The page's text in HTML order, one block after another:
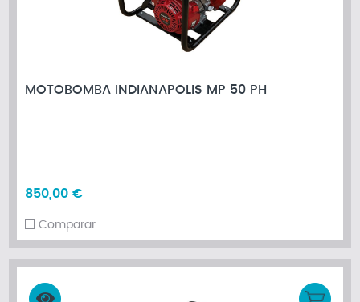
MOTOBOMBA INDIANAPOLIS MP 50 PH
850,00 €
Comparar